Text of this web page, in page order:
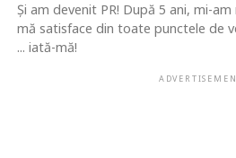
Şi am devenit PR! După 5 ani, mi-
mă satisface din toate punctele de
... iată-mă!